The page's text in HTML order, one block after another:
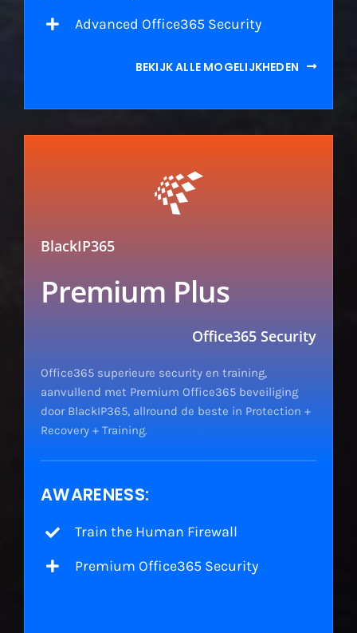
Advanced Office365 Security
BEKIJK ALLE MOGELIJKHEDEN
BlackIP365
Premium Plus
Office365 Security
Office365 superieure security en training,
aanvullend met Premium Office365 beveiliging
door BlackIP365, allround de beste in Protection +
Recovery + Training.
AWARENESS:
Train the Human Firewall
Premium Office365 Security